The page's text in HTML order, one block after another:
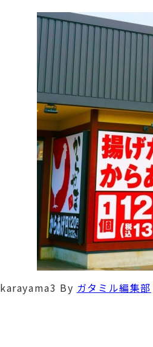
karayama3 By ガタミル編集部